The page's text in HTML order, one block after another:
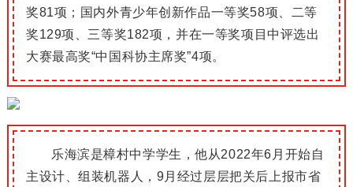
奖81项； 国内外青少年创新作品一等奖58项、二等
奖129项、三等奖182项，并在一等奖项目中评选出
大赛最高奖“中国科协主席奖”4项。
乐海滨是樟村中学学生，他从2022年6月开始自
主设计、组装机器人，9月经过层层把关后上报市省